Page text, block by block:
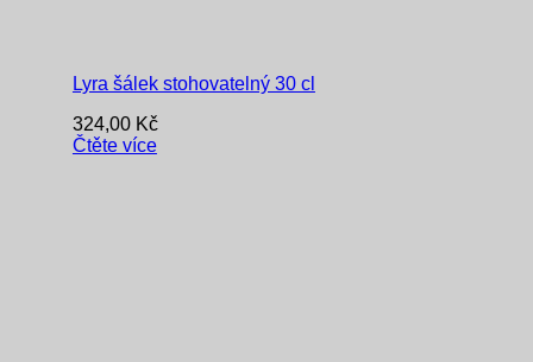
Lyra šálek stohovatelný 30 cl
324,00 Kč
Čtěte více